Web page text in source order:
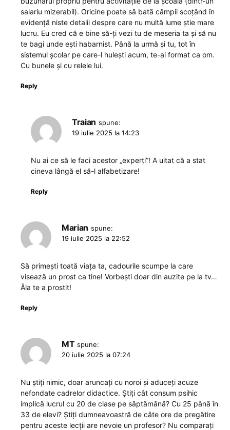
salariu mizerabil). Oricine poate să bată câmpii scoțând în
evidență niste detalii despre care nu multă lume știe mare
lucru. Eu cred că e bine să-ți vezi tu de meseria ta şi să nu
te bagi unde ești habarnist. Până la urmă și tu, tot în
sistemul școlar pe care-l hulești acum, te-ai format ca om.
Cu bunele și cu relele lui.
Reply
Traian spune:
19 iulie 2025 la 14:23
Nu ai ce să le faci acestor „experți”! A uitat că a stat
cineva lângă el să-l alfabetizare!
Reply
Marian spune:
19 iulie 2025 la 22:52
Să primești toată viața ta, cadourile scumpe la care
visează un prost ca tine! Vorbești doar din auzite pe la tv…
Ăla te a prostit!
Reply
MT spune:
20 iulie 2025 la 07:24
Nu știți nimic, doar aruncați cu noroi și aduceți acuze
nefondate cadrelor didactice. Știți cât consum psihic
implică lucrul cu 20 de clase pe săptămână? Cu 25 până în
33 de elevi? Știți dumneavoastră de câte ore de pregătire
pentru aceste lecții are nevoie un profesor? Nu comparați